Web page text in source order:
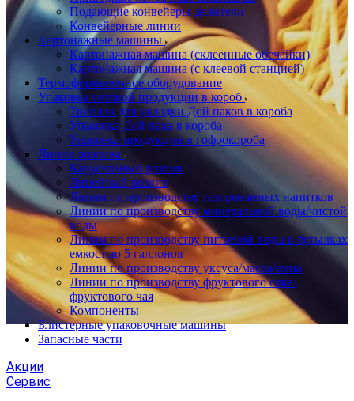
Подающие конвейеры-делители
Конвейерные линии
Картонажные машины
Картонажная машина (склеенные обечайки)
Картонажная машина (с клеевой станцией)
Термоформовочное оборудование
Упаковка готовой продукции в короб
Триблок для укладки Дой паков в короба
Упаковка Дой пака в короба
Упаковка продукции в гофрокороба
Линии розлива
Карусельный розлив
Линейный розлив
Линии по производству газированных напитков
Линии по производству минеральной воды/чистой
воды
Линии по производству питьевой воды в бутылках
емкостью 5 галлонов
Линии по производству уксуса/масла/вина
Линии по производству фруктового сока/
фруктового чая
Компоненты
Блистерные упаковочные машины
Запасные части
Акции
Сервис